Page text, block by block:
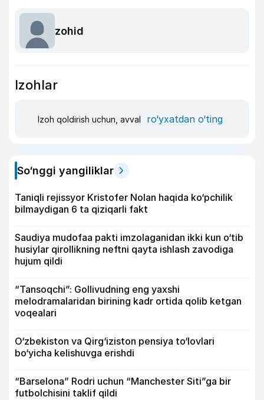
zohid
Izohlar
Izoh qoldirish uchun, avval ro‘yxatdan o‘ting
So‘nggi yangiliklar
Taniqli rejissyor Kristofer Nolan haqida ko‘pchilik
bilmaydigan 6 ta qiziqarli fakt
Saudiya mudofaa pakti imzolaganidan ikki kun o‘tib
husiylar qirollikning neftni qayta ishlash zavodiga
hujum qildi
“Tansoqchi”: Gollivudning eng yaxshi
melodramalaridan birining kadr ortida qolib ketgan
voqealari
O‘zbekiston va Qirg‘iziston pensiya to‘lovlari
bo‘yicha kelishuvga erishdi
“Barselona” Rodri uchun “Manchester Siti”ga bir
futbolchisini taklif qildi